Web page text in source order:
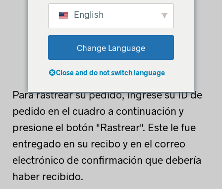
Para rastrear su pedido, ingrese su ID de
pedido en el cuadro a continuación y
presione el botón "Rastrear". Este le fue
entregado en su recibo y en el correo
electrónico de confirmación que debería
haber recibido.
English
Change Language
Close and do not switch language